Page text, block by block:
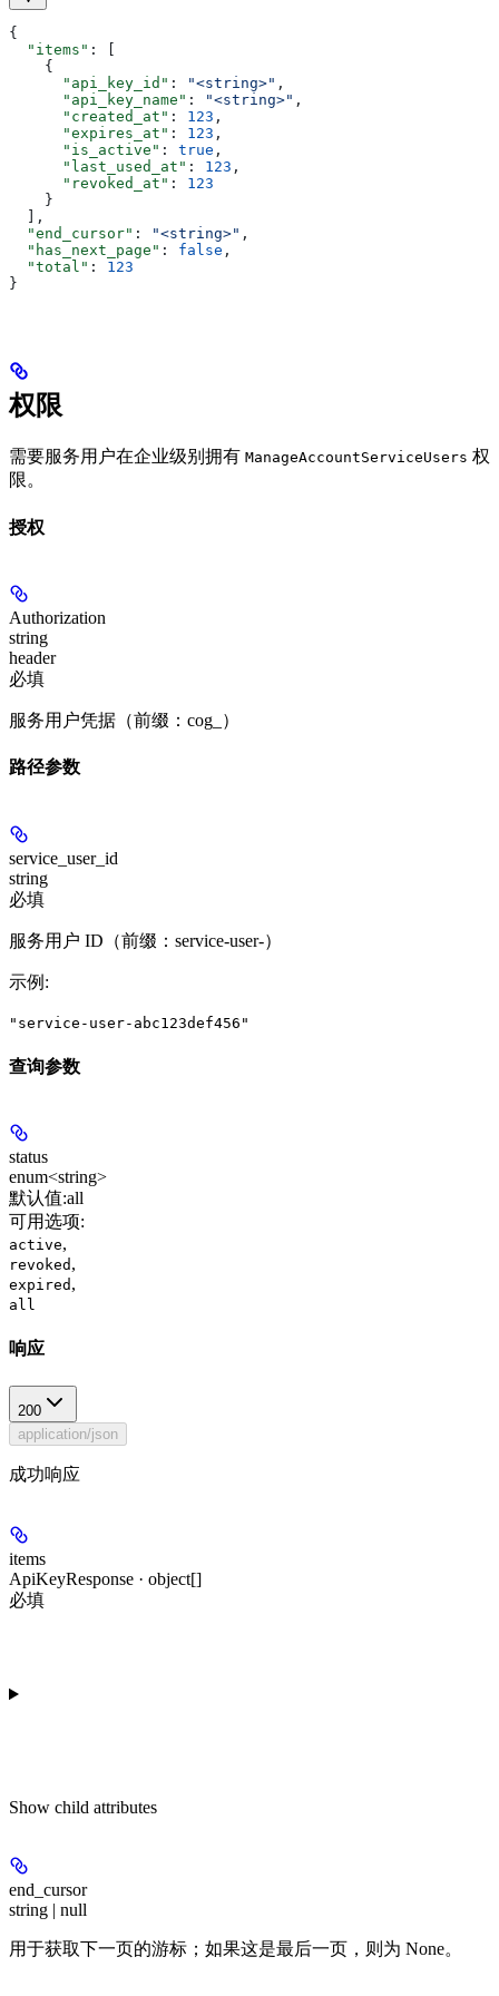
{
  "items"
: [
    {
      "api_key_id"
: "<string>" ,
      "api_key_name"
: "<string>" ,
      "created_at"
: 123 ,
      "expires_at"
: 123 ,
      "is_active"
: true ,
      "last_used_at"
: 123 ,
      "revoked_at"
: 123
    }
  ],
  "end_cursor"
: "<string>" ,
  "has_next_page"
: false ,
  "total"
: 123
}
权限
需要服务用户在企业级别拥有 ManageAccountServiceUsers 权
限。
授权
Authorization
string
header
必填
服务用户凭据（前缀：cog_）
路径参数
service_user_id
string
必填
服务用户 ID（前缀：service-user-）
示例 :
"service-user-abc123def456"
查询参数
status
enum<string>
默认值:all
可用选项:
active,
revoked ,
expired ,
all
响应
200
application/json
成功响应
items
ApiKeyResponse · object[]
必填
Show child attributes
end_cursor
string | null
用于获取下一页的游标；如果这是最后一页，则为 None。